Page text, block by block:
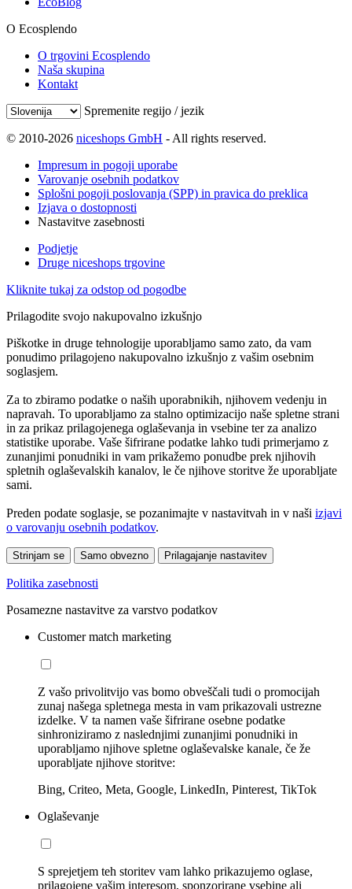
O Ecosplendo
O trgovini Ecosplendo
Naša skupina
Kontakt
Spremenite regijo / jezik
© 2010-2026 niceshops GmbH - All rights reserved.
Impresum in pogoji uporabe
Varovanje osebnih podatkov
Splošni pogoji poslovanja (SPP) in pravica do preklica
Izjava o dostopnosti
Nastavitve zasebnosti
Podjetje
Druge niceshops trgovine
Kliknite tukaj za odstop od pogodbe
Prilagodite svojo nakupovalno izkušnjo
Piškotke in druge tehnologije uporabljamo samo zato, da vam
ponudimo prilagojeno nakupovalno izkušnjo z vašim osebnim
soglasjem.
Za to zbiramo podatke o naših uporabnikih, njihovem vedenju in
napravah. To uporabljamo za stalno optimizacijo naše spletne strani
in za prikaz prilagojenega oglaševanja in vsebine ter za analizo
statistike uporabe. Vaše šifrirane podatke lahko tudi primerjamo z
zunanjimi ponudniki in vam prikažemo ponudbe prek njihovih
spletnih oglaševalskih kanalov, le če njihove storitve že uporabljate
sami.
Preden podate soglasje, se pozanimajte v nastavitvah in v naši izjavi
o varovanju osebnih podatkov.
Strinjam se Samo obvezno Prilagajanje nastavitev
Politika zasebnosti
Posamezne nastavitve za varstvo podatkov
Customer match marketing
Z vašo privolitvijo vas bomo obveščali tudi o promocijah
zunaj našega spletnega mesta in vam prikazovali ustrezne
izdelke. V ta namen vaše šifrirane osebne podatke
sinhroniziramo z naslednjimi zunanjimi ponudniki in
uporabljamo njihove spletne oglaševalske kanale, če že
uporabljate njihove storitve:
Bing, Criteo, Meta, Google, LinkedIn, Pinterest, TikTok
Oglaševanje
S sprejetjem teh storitev vam lahko prikazujemo oglase,
prilagojene vašim interesom, sponzorirane vsebine ali